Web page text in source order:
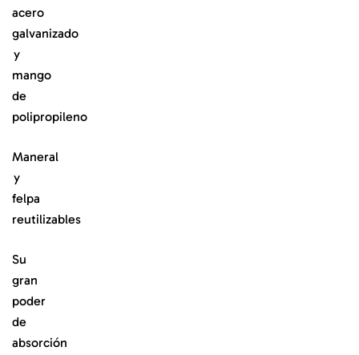
acero
galvanizado
y
mango
de
polipropileno
Maneral
y
felpa
reutilizables
Su
gran
poder
de
absorción